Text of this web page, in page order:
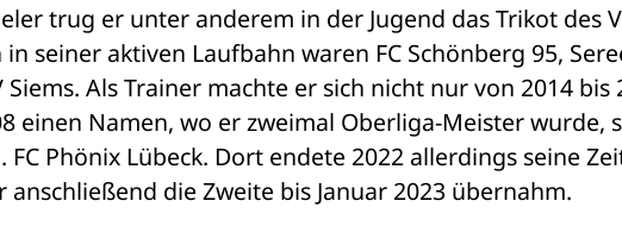
trug er unter anderem in der Jugend das Trikot des
seiner aktiven Laufbahn waren FC Schönberg 95,
Siems. Als Trainer machte er sich nicht nur von 2014 bis
einen Namen, wo er zweimal Oberliga-Meister wurde,
Phönix Lübeck. Dort endete 2022 allerdings seine
anschließend die Zweite bis Januar 2023 übernahm.